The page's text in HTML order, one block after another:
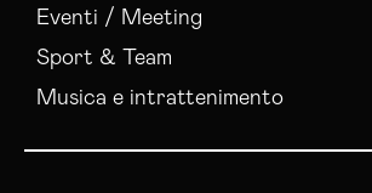
Eventi / Meeting
Sport & Team
Musica e intrattenimento